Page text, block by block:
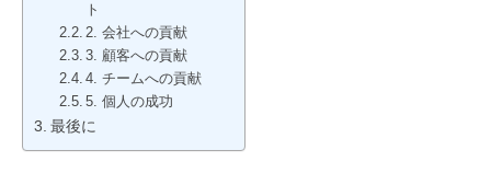
ト
2. 会社への貢献
3. 顧客への貢献
4. チームへの貢献
5. 個人の成功
最後に